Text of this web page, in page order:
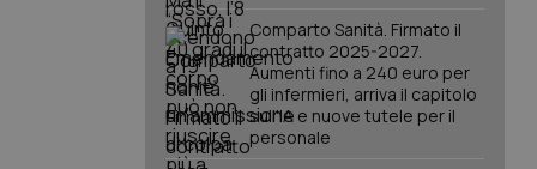
Comparto Sanità. Firmato il
contratto 2025-2027.
Aumenti fino a 240 euro per
gli infermieri, arriva il capitolo
sull'IA e nuove tutele per il
personale